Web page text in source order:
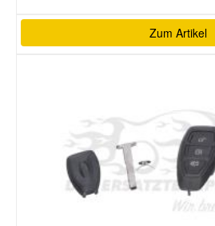
Zum Artikel